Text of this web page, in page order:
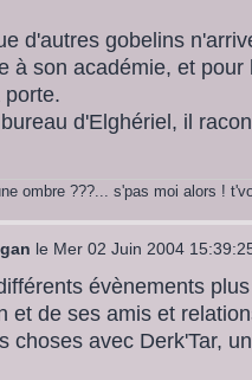
d'autres gobelins
à son académie, et
porte.
d'Elghériel, il
ombre ???... s'pas moi alors !
le Mer 02 Juin 2004
évènements
et de ses amis et
choses avec Derk'Tar,